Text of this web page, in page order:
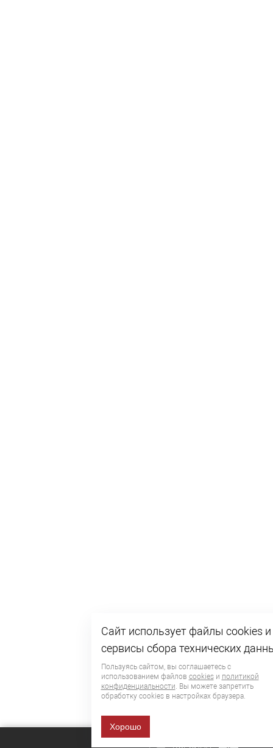
КОРЗИНА 0
Сайт использует файлы cookies и
сервисы сбора технических
Пользуясь сайтом, вы соглашаетесь с
использованием файлов cookiesи политикой
конфиденциальности. Вы можете запретить
обработку сookies в настройках браузера.
Хорошо